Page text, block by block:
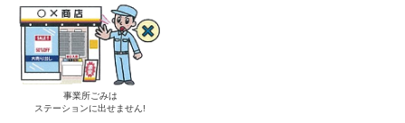
事業所ごみは
ステーションに出せません!